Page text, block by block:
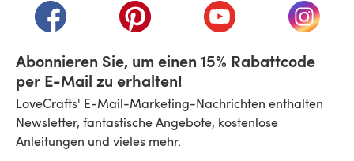
(öffnet sich in einem neuen Tab)
(öffnet sich in einem neuen Tab)
(öffnet sich in einem
(öffnet
Abonnieren Sie, um einen 15% Rabattcode
per E-Mail zu erhalten!
LoveCrafts' E-Mail-Marketing-Nachrichten enthalten
Newsletter, fantastische Angebote, kostenlose
Anleitungen und vieles mehr.